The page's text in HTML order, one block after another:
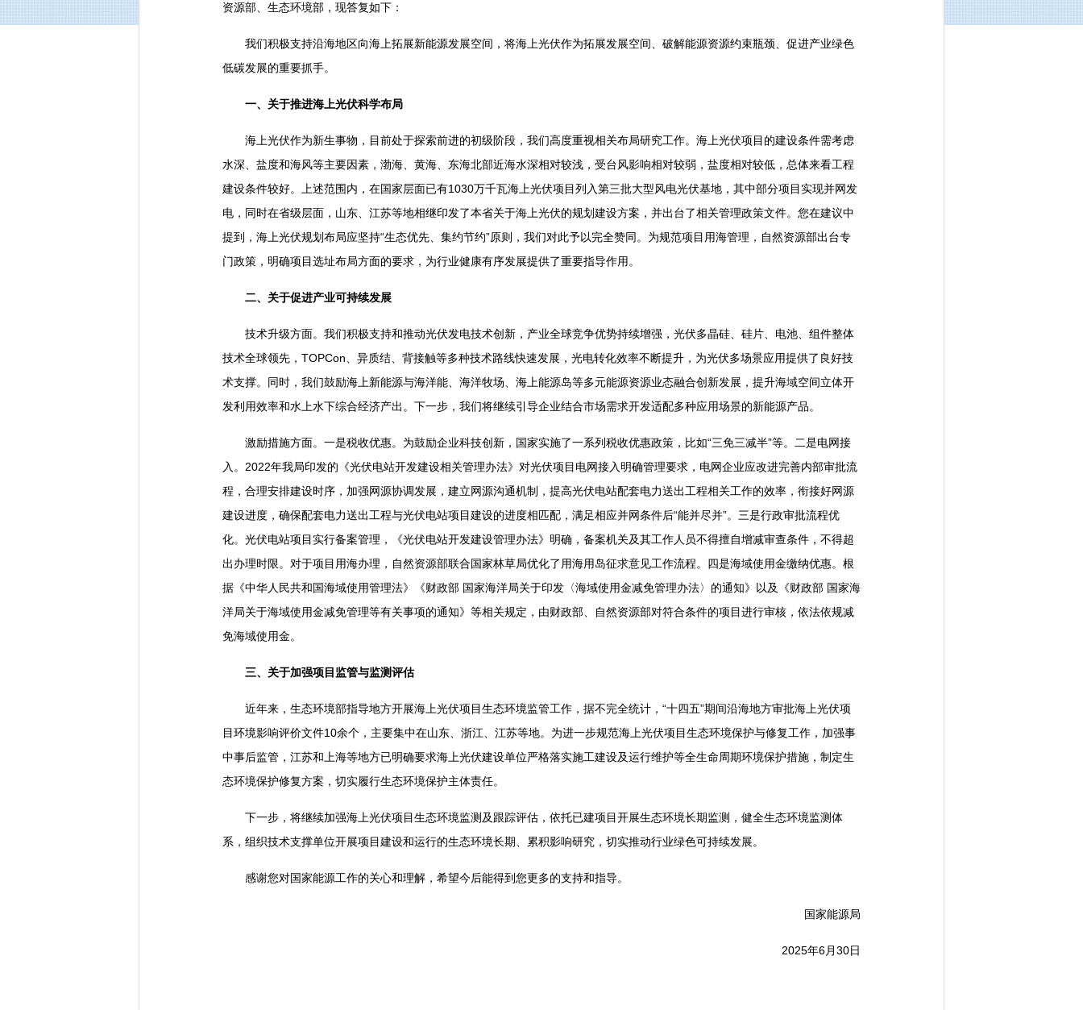
资源部、生态环境部，现答复如下：
我们积极支持沿海地区向海上拓展新能源发展空间，将海上光伏作为拓展发展空间、破解能源资源约束瓶颈、促进产业绿色
低碳发展的重要抓手。
一、关于推进海上光伏科学布局
海上光伏作为新生事物，目前处于探索前进的初级阶段，我们高度重视相关布局研究工作。海上光伏项目的建设条件需考虑
水深、盐度和海风等主要因素，渤海、黄海、东海北部近海水深相对较浅，受台风影响相对较弱，盐度相对较低，总体来看工程
建设条件较好。上述范围内，在国家层面已有1030万千瓦海上光伏项目列入第三批大型风电光伏基地，其中部分项目实现并网发
电，同时在省级层面，山东、江苏等地相继印发了本省关于海上光伏的规划建设方案，并出台了相关管理政策文件。您在建议中
提到，海上光伏规划布局应坚持“生态优先、集约节约”原则，我们对此予以完全赞同。为规范项目用海管理，自然资源部出台专
门政策，明确项目选址布局方面的要求，为行业健康有序发展提供了重要指导作用。
二、关于促进产业可持续发展
技术升级方面。我们积极支持和推动光伏发电技术创新，产业全球竞争优势持续增强，光伏多晶硅、硅片、电池、组件整体
技术全球领先，TOPCon、异质结、背接触等多种技术路线快速发展，光电转化效率不断提升，为光伏多场景应用提供了良好技
术支撑。同时，我们鼓励海上新能源与海洋能、海洋牧场、海上能源岛等多元能源资源业态融合创新发展，提升海域空间立体开
发利用效率和水上水下综合经济产出。下一步，我们将继续引导企业结合市场需求开发适配多种应用场景的新能源产品。
激励措施方面。一是税收优惠。为鼓励企业科技创新，国家实施了一系列税收优惠政策，比如“三免三减半”等。二是电网接
入。2022年我局印发的《光伏电站开发建设相关管理办法》对光伏项目电网接入明确管理要求，电网企业应改进完善内部审批流
程，合理安排建设时序，加强网源协调发展，建立网源沟通机制，提高光伏电站配套电力送出工程相关工作的效率，衔接好网源
建设进度，确保配套电力送出工程与光伏电站项目建设的进度相匹配，满足相应并网条件后“能并尽并”。三是行政审批流程优
化。光伏电站项目实行备案管理，《光伏电站开发建设管理办法》明确，备案机关及其工作人员不得擅自增减审查条件，不得超
出办理时限。对于项目用海办理，自然资源部联合国家林草局优化了用海用岛征求意见工作流程。四是海域使用金缴纳优惠。根
据《中华人民共和国海域使用管理法》《财政部 国家海洋局关于印发〈海域使用金减免管理办法〉的通知》以及《财政部 国家海
洋局关于海域使用金减免管理等有关事项的通知》等相关规定，由财政部、自然资源部对符合条件的项目进行审核，依法依规减
免海域使用金。
三、关于加强项目监管与监测评估
近年来，生态环境部指导地方开展海上光伏项目生态环境监管工作，据不完全统计，“十四五”期间沿海地方审批海上光伏项
目环境影响评价文件10余个，主要集中在山东、浙江、江苏等地。为进一步规范海上光伏项目生态环境保护与修复工作，加强事
中事后监管，江苏和上海等地方已明确要求海上光伏建设单位严格落实施工建设及运行维护等全生命周期环境保护措施，制定生
态环境保护修复方案，切实履行生态环境保护主体责任。
下一步，将继续加强海上光伏项目生态环境监测及跟踪评估，依托已建项目开展生态环境长期监测，健全生态环境监测体
系，组织技术支撑单位开展项目建设和运行的生态环境长期、累积影响研究，切实推动行业绿色可持续发展。
感谢您对国家能源工作的关心和理解，希望今后能得到您更多的支持和指导。
国家能源局
2025年6月30日